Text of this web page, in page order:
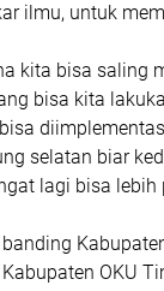
ilmu, untuk
kita bisa saling
bisa kita
selatan biar
lagi bisa lebih
Kabupaten OKU